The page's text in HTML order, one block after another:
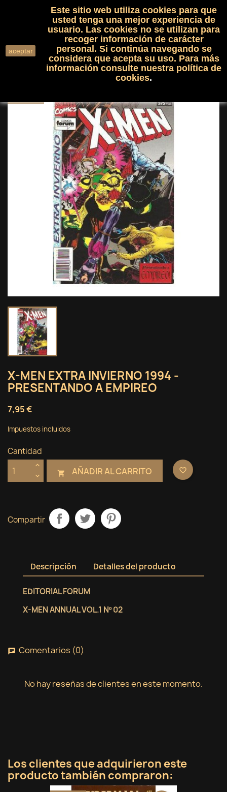
shopping_cart(0)

search
X-MEN EXTRA INVIERNO 1994 -
PRESENTANDO A EMPIREO
7,95 €
Impuestos incluidos
Cantidad
 AÑADIR AL CARRITO favorite_border
Compartir
Descripción Detalles del producto
EDITORIAL FORUM
X-MEN ANNUAL VOL.1 Nº 02
chat Comentarios (0)
No hay reseñas de clientes en este momento.
Los clientes que adquirieron este
producto también compraron:
aceptar
Este sitio web utiliza cookies para que
usted tenga una mejor experiencia de
usuario. Las cookies no se utilizan para
recoger información de carácter
personal. Si continúa navegando se
considera que acepta su uso. Para más
información consulte nuestra política de
cookies.